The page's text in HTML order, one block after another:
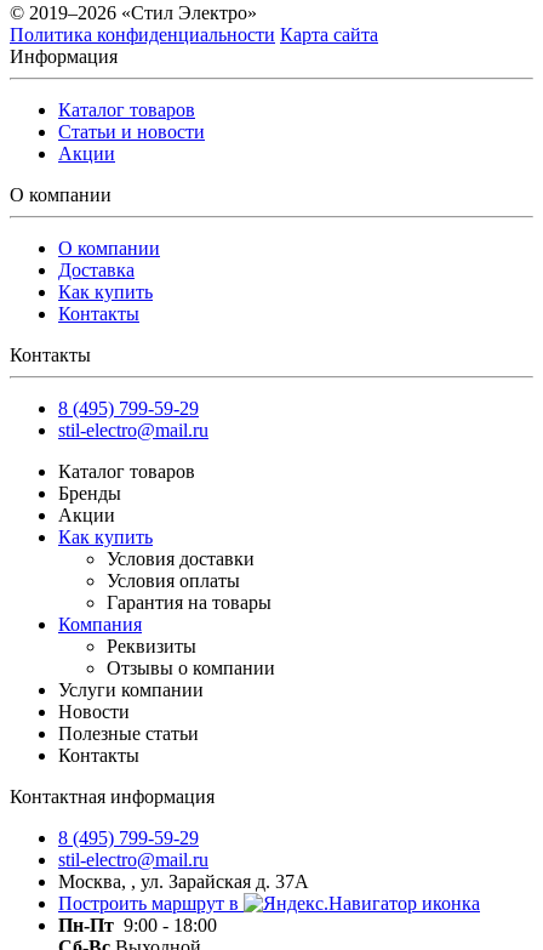
© 2019–2026 «Стил Электро»
Политика конфиденциальности Карта сайта
Информация
Каталог товаров
Статьи и новости
Акции
О компании
О компании
Доставка
Как купить
Контакты
Контакты
8 (495) 799-59-29
stil-electro@mail.ru
Каталог товаров
Бренды
Акции
Как купить
Условия доставки
Условия оплаты
Гарантия на товары
Компания
Реквизиты
Отзывы о компании
Услуги компании
Новости
Полезные статьи
Контакты
Контактная информация
8 (495) 799-59-29
stil-electro@mail.ru
Москва, , ул. Зарайская д. 37А
Построить маршрут в
Пн-Пт 9:00 - 18:00